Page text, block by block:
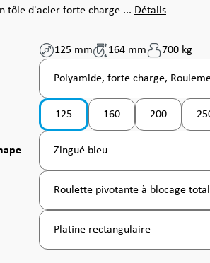
tôle d'acier forte charge ... Détails
125 mm 164 mm 700 kg
Polyamide, forte charge,
125 160 200
Zingué bleu
Roulette pivotante à blocage total
Platine rectangulaire